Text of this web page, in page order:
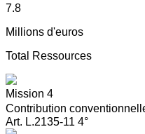
7.8
Millions d'euros
Total Ressources
Mission 4
Contribution
Art. L.2135-11 4°